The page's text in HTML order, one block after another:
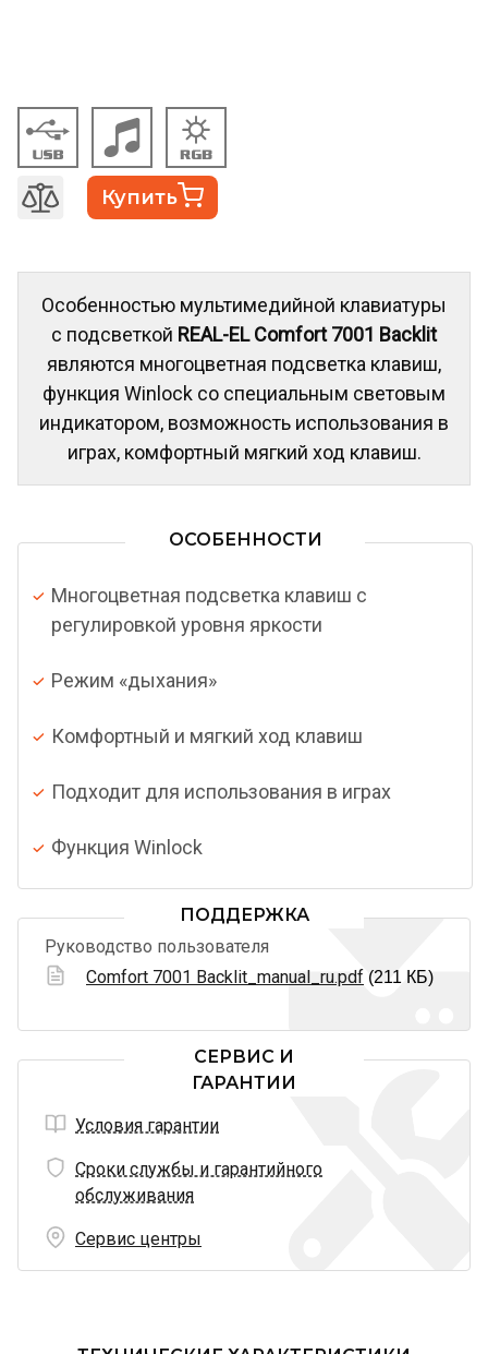
Купить
Особенностью мультимедийной клавиатуры
с подсветкой REAL-EL Comfort 7001 Backlit
являются многоцветная подсветка клавиш,
функция Winlock со специальным световым
индикатором, возможность использования в
играх, комфортный мягкий ход клавиш.
ОСОБЕННОСТИ
Многоцветная подсветка клавиш с
регулировкой уровня яркости
Режим «дыхания»
Комфортный и мягкий ход клавиш
Подходит для использования в играх
Функция Winlock
ПОДДЕРЖКА
Руководство пользователя
Comfort 7001 Backlit_manual_ru.pdf (211 КБ)
СЕРВИС И
ГАРАНТИИ
Условия гарантии
Сроки службы и гарантийного
обслуживания
Сервис центры